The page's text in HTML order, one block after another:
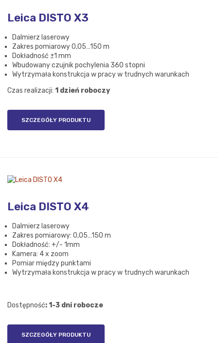
Leica DISTO X3
Dalmierz laserowy
Zakres pomiarowy 0,05…150 m
Dokładność ±1 mm
Wbudowany czujnik pochylenia 360 stopni
Wytrzymała konstrukcja w pracy w trudnych warunkach
Czas realizacji: 1 dzień roboczy
SZCZEGÓŁY PRODUKTU
Leica DISTO X4
Dalmierz laserowy
Zakres pomiarowy: 0,05…150 m
Dokładność: +/- 1mm
Kamera: 4 x zoom
Pomiar między punktami
Wytrzymała konstrukcja w pracy w trudnych warunkach
Dostępność: 1-3 dni robocze
SZCZEGÓŁY PRODUKTU